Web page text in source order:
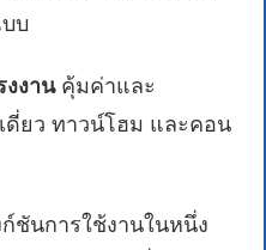
บ
งงานคุ้มค่าและ
ดี่ยว ทาวน์โฮม และคอน
ชันการใช้งานในหนึ่ง